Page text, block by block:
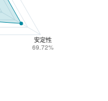
安定性
69.72%